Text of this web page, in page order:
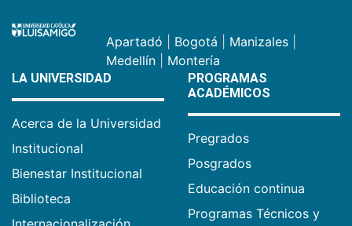
Apartadó Bogotá Manizales
Medellín
Montería
LA UNIVERSIDAD
Acerca de la Universidad
Institucional
Bienestar Institucional
Biblioteca
PROGRAMAS
ACADÉMICOS
Pregrados
Posgrados
Educación continua
Programas Técnicos y